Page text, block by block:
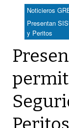
Noticieros
Presentan
y Peritos